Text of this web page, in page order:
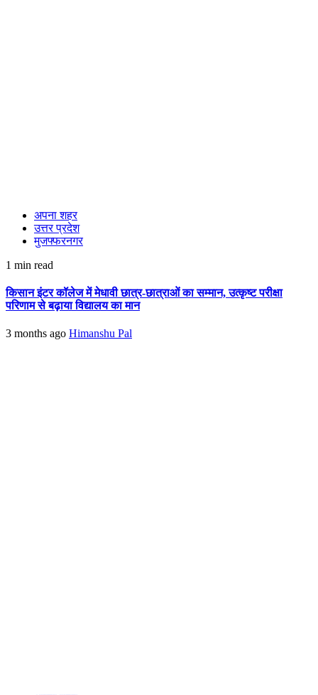
अपना शहर
उत्तर प्रदेश
मुजफ्फरनगर
1 min read
किसान इंटर कॉलेज में मेधावी छात्र-छात्राओं का सम्मान, उत्कृष्ट परीक्षा
परिणाम से बढ़ाया विद्यालय का मान
3 months ago Himanshu Pal